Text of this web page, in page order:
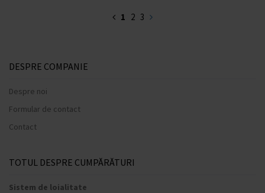
1 2 3
DESPRE COMPANIE
Despre noi
Formular de contact
Contact
TOTUL DESPRE CUMPĂRĂTURI
Sistem de loialitate